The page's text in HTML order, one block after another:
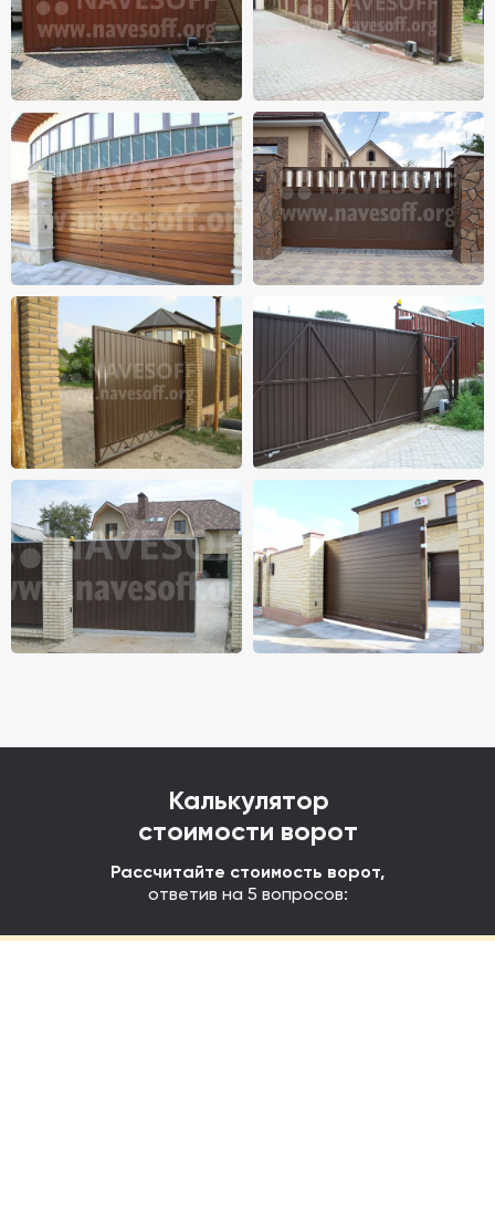
Рассчитайте стоимость ворот,
ответив на 5 вопросов:
Калькулятор
стоимости ворот